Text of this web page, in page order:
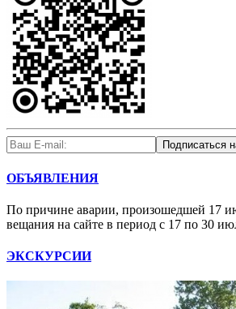
ОБЪЯВЛЕНИЯ
По причине аварии, произошедшей 17
вещания на сайте в период с 17 по 30
ЭКСКУРСИИ